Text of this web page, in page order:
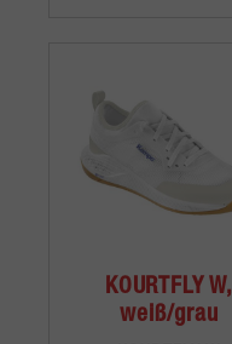
KOURTFLY W,
weiß/grau